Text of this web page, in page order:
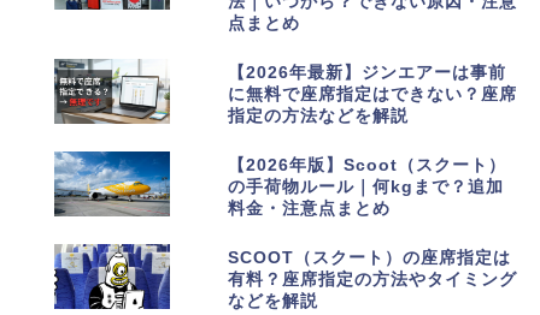
点まとめ
【2026年最新】ジンエアーは事前
に無料で座席指定はできない？座席
指定の方法などを解説
【2026年版】Scoot（スクート）
の手荷物ルール｜何kgまで？追加
料金・注意点まとめ
SCOOT（スクート）の座席指定は
有料？座席指定の方法やタイミング
などを解説